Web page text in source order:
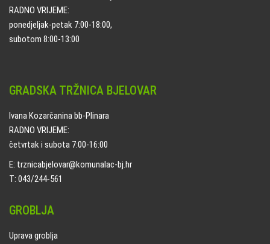
RADNO VRIJEME:
ponedjeljak-petak 7:00-18:00,
subotom 8:00-13:00
GRADSKA TRŽNICA BJELOVAR
Ivana Kozarčanina bb-Plinara
RADNO VRIJEME:
četvrtak i subota 7:00-16:00
E: trznicabjelovar@komunalac-bj.hr
T: 043/244-561
GROBLJA
Uprava groblja